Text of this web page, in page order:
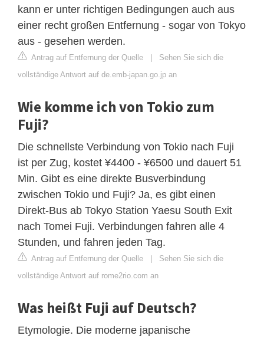
kann er unter richtigen Bedingungen auch aus
einer recht großen Entfernung - sogar von Tokyo
aus - gesehen werden.
Antrag auf Entfernung der Quelle | Sehen Sie sich die
vollständige Antwort auf de.emb-japan.go.jp an
Wie komme ich von Tokio zum
Fuji?
Die schnellste Verbindung von Tokio nach Fuji
ist per Zug, kostet ¥4400 - ¥6500 und dauert 51
Min. Gibt es eine direkte Busverbindung
zwischen Tokio und Fuji? Ja, es gibt einen
Direkt-Bus ab Tokyo Station Yaesu South Exit
nach Tomei Fuji. Verbindungen fahren alle 4
Stunden, und fahren jeden Tag.
Antrag auf Entfernung der Quelle | Sehen Sie sich die
vollständige Antwort auf rome2rio.com an
Was heißt Fuji auf Deutsch?
Etymologie. Die moderne japanische